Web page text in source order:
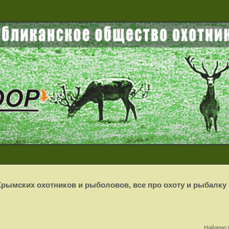
охотников и рыболовов, все про охоту и
Найдено